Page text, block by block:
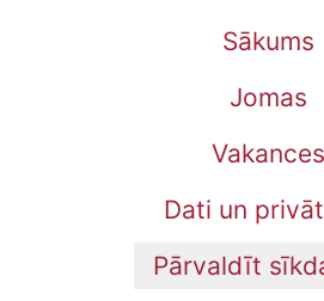
Sākums
Jomas
Vakances
Dati un
Pārvaldīt